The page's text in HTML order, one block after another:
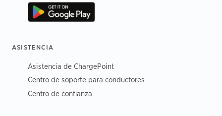
ASISTENCIA
Asistencia de ChargePoint
Centro de soporte para conductores
Centro de confianza